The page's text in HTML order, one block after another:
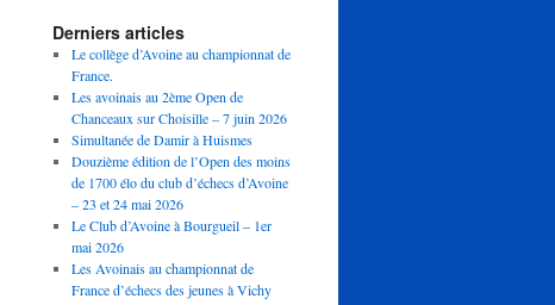
Derniers articles
Le collège d’Avoine au championnat de
France.
Les avoinais au 2ème Open de
Chanceaux sur Choisille – 7 juin 2026
Simultanée de Damir à Huismes
Douzième édition de l’Open des moins
de 1700 élo du club d’échecs d’Avoine
– 23 et 24 mai 2026
Le Club d’Avoine à Bourgueil – 1er
mai 2026
Les Avoinais au championnat de
France d’échecs des jeunes à Vichy